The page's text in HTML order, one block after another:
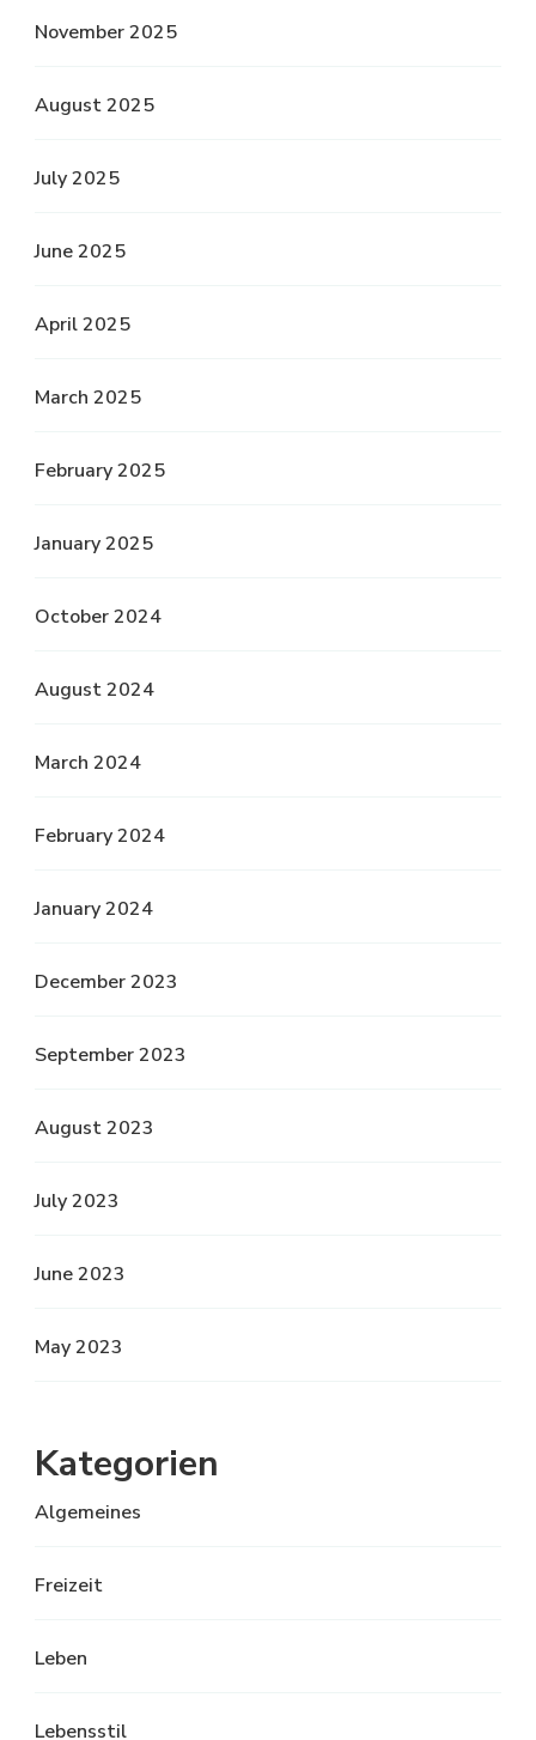
November 2025
August 2025
July 2025
June 2025
April 2025
March 2025
February 2025
January 2025
October 2024
August 2024
March 2024
February 2024
January 2024
December 2023
September 2023
August 2023
July 2023
June 2023
May 2023
Kategorien
Algemeines
Freizeit
Leben
Lebensstil